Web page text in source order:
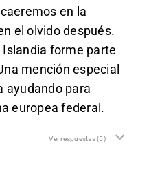
en la
el olvido después.
forme parte
mención especial
ayudando para
europea federal.
Ver respuestas(5)